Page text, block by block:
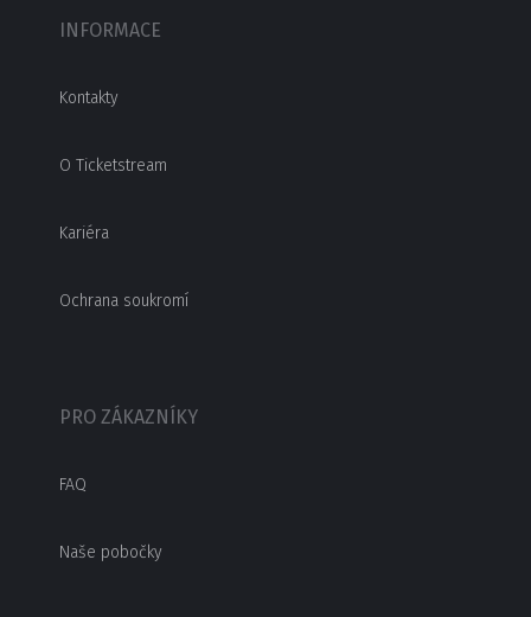
INFORMACE
Kontakty
O Ticketstream
Kariéra
Ochrana soukromí
PRO ZÁKAZNÍKY
FAQ
Naše pobočky